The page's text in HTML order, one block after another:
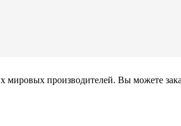
производителей. Вы можете